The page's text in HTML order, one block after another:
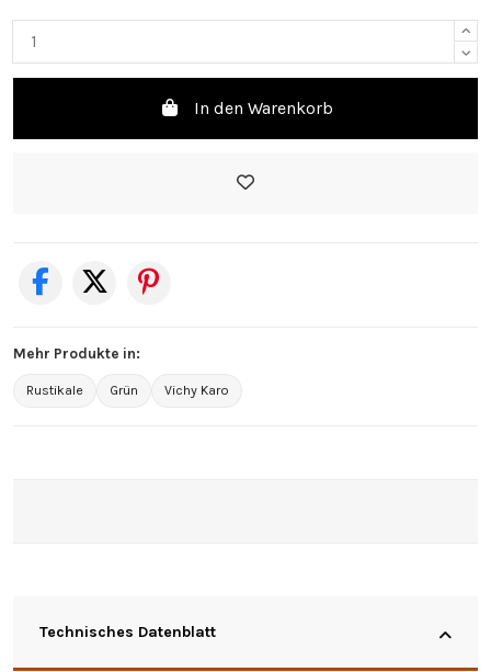
In den Warenkorb
Mehr Produkte in:
Rustikale Grün Vichy Karo
Technisches Datenblatt